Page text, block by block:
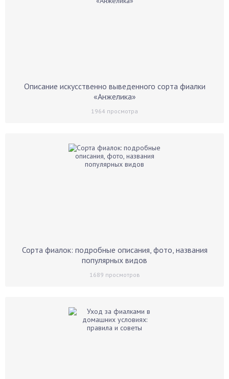
Описание искусственно выведенного сорта фиалки
«Анжелика»
1964 просмотра
Сорта фиалок: подробные описания, фото, названия
популярных видов
1689 просмотров